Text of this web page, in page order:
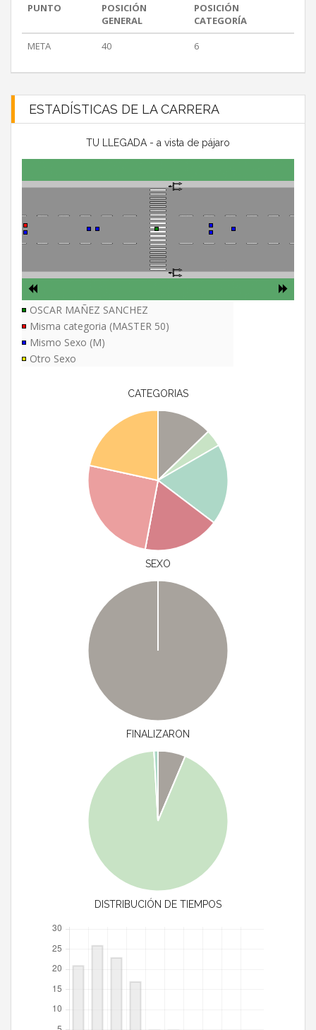
PUNTO
POSICIÓN
GENERAL
POSICIÓN
CATEGORÍA
META
40 6
ESTADÍSTICAS DE LA CARRERA
TU LLEGADA - a vista de pájaro
OSCAR MAÑEZ SANCHEZ
Misma categoria (MASTER 50)
Mismo Sexo (M)
Otro Sexo
CATEGORIAS
SEXO
FINALIZARON
DISTRIBUCIÓN DE TIEMPOS